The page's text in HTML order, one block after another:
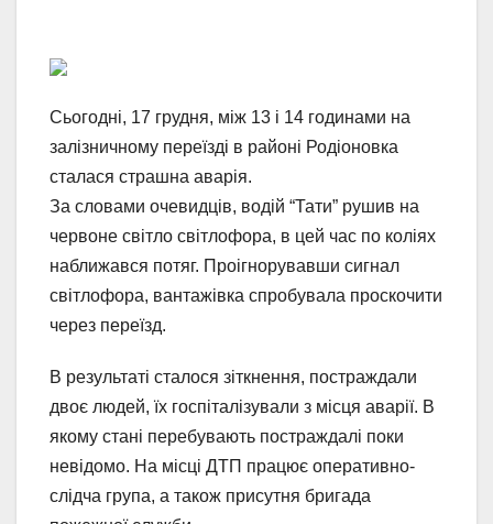
Сьогодні, 17 грудня, між 13 і 14 годинами на
залізничному переїзді в районі Родіоновка
сталася страшна аварія.
За словами очевидців, водій “Тати” рушив на
червоне світло світлофора, в цей час по коліях
наближався потяг. Проігнорувавши сигнал
світлофора, вантажівка спробувала проскочити
через переїзд.
В результаті сталося зіткнення, постраждали
двоє людей, їх госпіталізували з місця аварії. В
якому стані перебувають постраждалі поки
невідомо. На місці ДТП працює оперативно-
слідча група, а також присутня бригада